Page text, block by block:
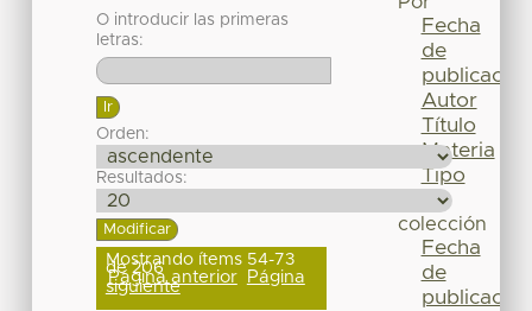
O introducir las primeras
letras:
Orden:
Resultados:
Mostrando ítems 54-73
de 206
Página anterior Página
siguiente
Fecha
de
publicación
Autor
Título
Materia
Tipo
colección
Fecha
de
publicación